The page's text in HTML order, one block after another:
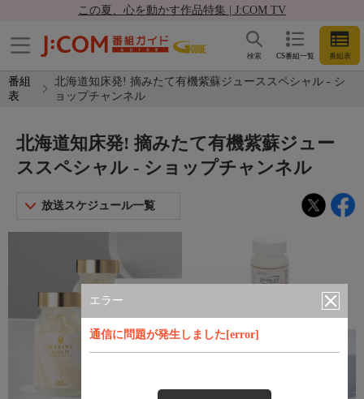
この夏、心を動かす作品特集 | J:COM TV
CS番組一覧 番組表
検索
番組
表
北海道知床発! 摘みたて有機紫蘇ジューススペシャル - シ
ョップチャンネル
エラー
通信に問題が発生しました[error]
北海道知床発! 摘みたて有機紫蘇ジュー
ススペシャル - ショップチャンネル
放送スケジュール一覧